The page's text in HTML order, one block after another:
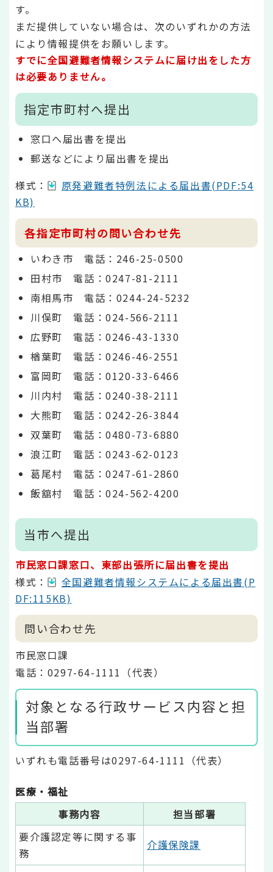
す。
まだ提供していない場合は、次のいずれかの方法
により情報提供をお願いします。
すでに全国避難者情報システムに届け出をした方
は必要ありません。
指定市町村へ提出
窓口へ届出書を提出
郵送などにより届出書を提出
様式：
原発避難者特例法による届出書(PDF:54
KB)
各指定市町村の問い合わせ先
いわき市 電話：246-25-0500
田村市 電話：0247-81-2111
南相馬市 電話：0244-24-5232
川俣町 電話：024-566-2111
広野町 電話：0246-43-1330
楢葉町 電話：0246-46-2551
富岡町 電話：0120-33-6466
川内村 電話：0240-38-2111
大熊町 電話：0242-26-3844
双葉町 電話：0480-73-6880
浪江町 電話：0243-62-0123
葛尾村 電話：0247-61-2860
飯舘村 電話：024-562-4200
当市へ提出
市民窓口課窓口、東部出張所に届出書を提出
様式：
全国避難者情報システムによる届出書(P
DF:115KB)
問い合わせ先
市民窓口課
電話：0297-64-1111（代表）
対象となる行政サービス内容と担
当部署
いずれも電話番号は0297-64-1111（代表）
医療・福祉
事務内容
担当部署
要介護認定等に関する事
務
介護保険課